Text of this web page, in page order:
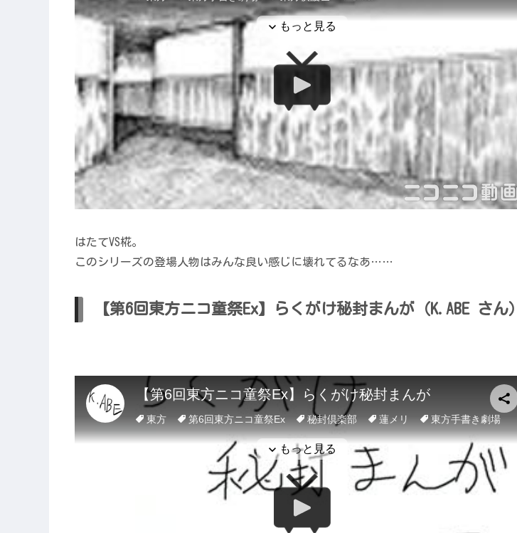
はたてVS椛。
このシリーズの登場人物はみんな良い感じに壊れてるなあ……
【第6回東方ニコ童祭Ex】らくがけ秘封まんが（K.ABE さん）